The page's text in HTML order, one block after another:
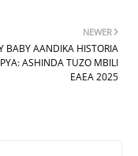
NEWER
BABY AANDIKA HISTORIA
ASHINDA TUZO MBILI
EAEA 2025